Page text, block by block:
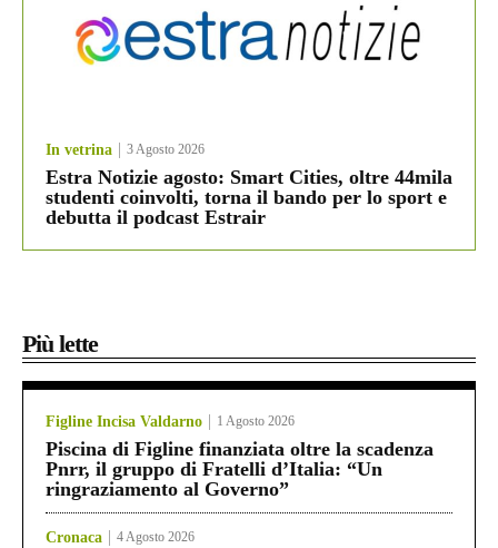
In vetrina 3 Agosto 2026
Estra Notizie agosto: Smart Cities, oltre 44mila
studenti coinvolti, torna il bando per lo sport e
debutta il podcast Estrair
Più lette
Figline Incisa Valdarno 1 Agosto 2026
Piscina di Figline finanziata oltre la scadenza
Pnrr, il gruppo di Fratelli d’Italia: “Un
ringraziamento al Governo”
Cronaca 4 Agosto 2026